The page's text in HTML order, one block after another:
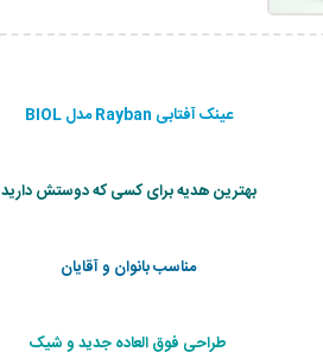
عینک آفتابی Rayban مدل BIOL
بهترین هدیه برای کسی که دوستش دارید
مناسب بانوان و آقایان
طراحی فوق العاده جديد و شيک